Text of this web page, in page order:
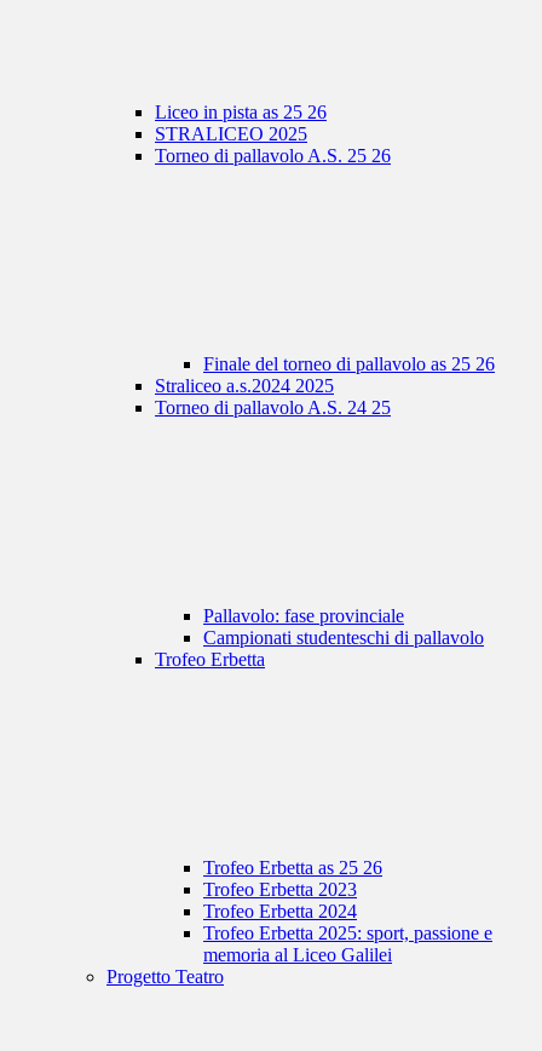
Liceo in pista as 25 26
STRALICEO 2025
Torneo di pallavolo A.S. 25 26
Finale del torneo di pallavolo as 25 26
Straliceo a.s.2024 2025
Torneo di pallavolo A.S. 24 25
Pallavolo: fase provinciale
Campionati studenteschi di pallavolo
Trofeo Erbetta
Trofeo Erbetta as 25 26
Trofeo Erbetta 2023
Trofeo Erbetta 2024
Trofeo Erbetta 2025: sport, passione e
memoria al Liceo Galilei
Progetto Teatro